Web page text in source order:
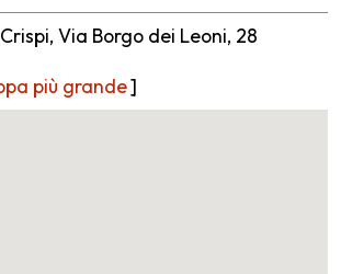
Via Borgo dei Leoni, 28
più grande]